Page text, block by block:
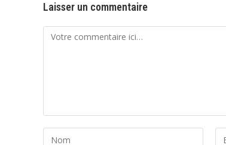
Laisser un commentaire
Comment
Enter